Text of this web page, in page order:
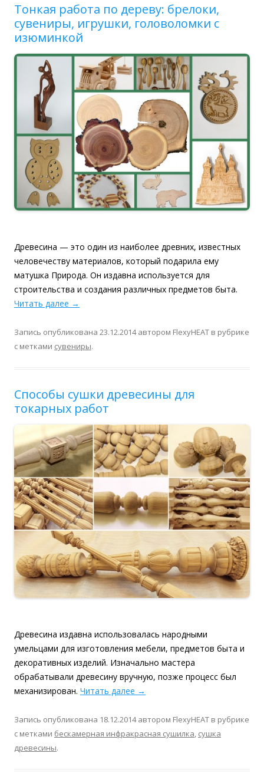
Тонкая работа по дереву: брелоки,
сувениры, игрушки, головоломки с
изюминкой
Древесина — это один из наиболее древних, известных
человечеству материалов, который подарила ему
матушка Природа. Он издавна используется для
строительства и создания различных предметов быта.
Читать далее →
Запись опубликована 23.12.2014автором FlexyHEAT в рубрике
с метками сувениры.
Способы сушки древесины для
токарных работ
Древесина издавна использовалась народными
умельцами для изготовления мебели, предметов быта и
декоративных изделий. Изначально мастера
обрабатывали древесину вручную, позже процесс был
механизирован. Читать далее →
Запись опубликована 18.12.2014автором FlexyHEAT в рубрике
с метками бескамерная инфракрасная сушилка, сушка
древесины.